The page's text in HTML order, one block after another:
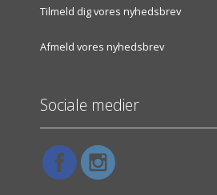
Tilmeld dig vores nyhedsbrev
Afmeld vores nyhedsbrev
Sociale medier